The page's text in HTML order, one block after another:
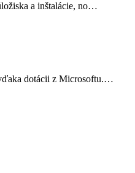
a inštalácie, no…
dotácii z Microsoftu.…